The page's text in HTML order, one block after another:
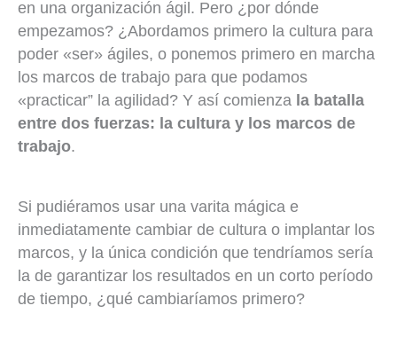
en una organización ágil. Pero ¿por dónde
empezamos? ¿Abordamos primero la cultura para
poder «ser» ágiles, o ponemos primero en marcha
los marcos de trabajo para que podamos
«practicar” la agilidad? Y así comienza la batalla
entre dos fuerzas: la cultura y los marcos de
trabajo.
Si pudiéramos usar una varita mágica e
inmediatamente cambiar de cultura o implantar los
marcos, y la única condición que tendríamos sería
la de garantizar los resultados en un corto período
de tiempo, ¿qué cambiaríamos primero?